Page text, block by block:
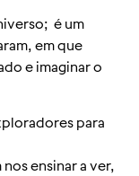
é um
em que
e imaginar o
para
ensinar a ver,